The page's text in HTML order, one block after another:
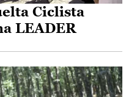
Ciclista
LEADER